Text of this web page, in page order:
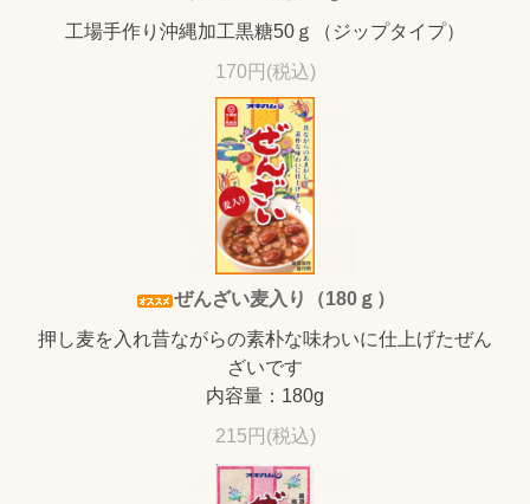
工場手作り沖縄加工黒糖50ｇ（ジップタイプ）
170円(税込)
ぜんざい麦入り（180ｇ）
押し麦を入れ昔ながらの素朴な味わいに仕上げたぜん
ざいです
内容量：180g
215円(税込)